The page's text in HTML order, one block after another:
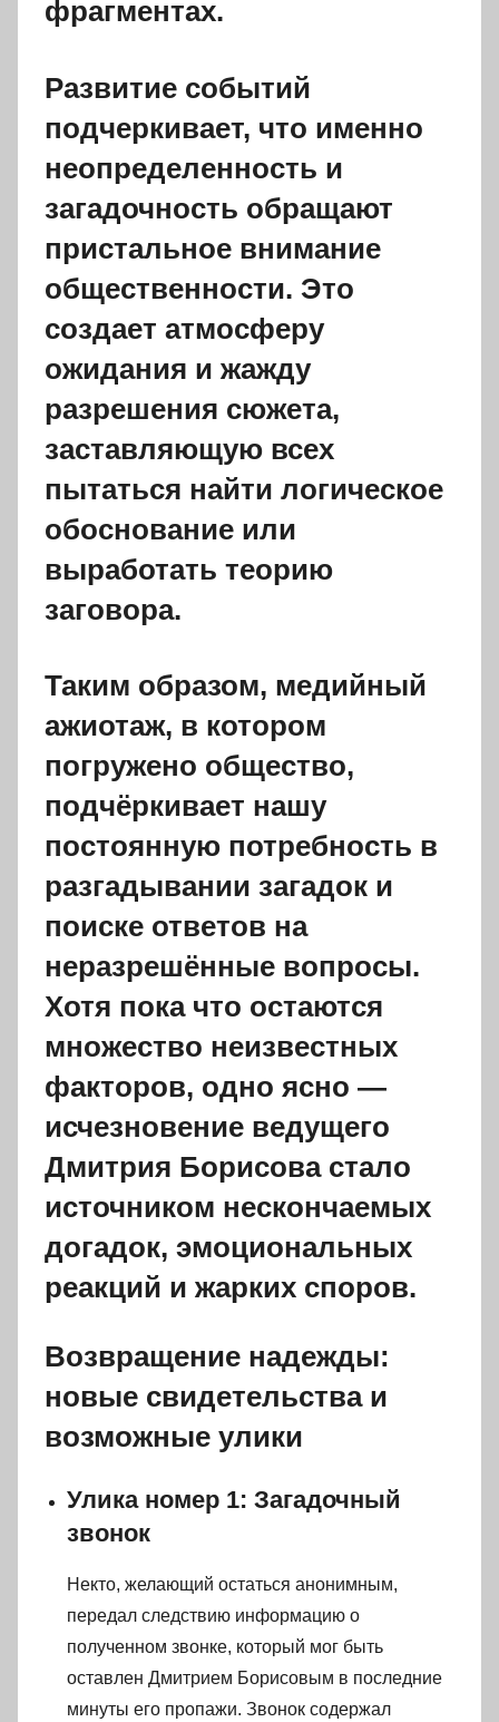
фрагментах.
Развитие событий
подчеркивает, что именно
неопределенность и
загадочность обращают
пристальное внимание
общественности. Это
создает атмосферу
ожидания и жажду
разрешения сюжета,
заставляющую всех
пытаться найти логическое
обоснование или
выработать теорию
заговора.
Таким образом, медийный
ажиотаж, в котором
погружено общество,
подчёркивает нашу
постоянную потребность в
разгадывании загадок и
поиске ответов на
неразрешённые вопросы.
Хотя пока что остаются
множество неизвестных
факторов, одно ясно —
исчезновение ведущего
Дмитрия Борисова стало
источником нескончаемых
догадок, эмоциональных
реакций и жарких споров.
Возвращение надежды:
новые свидетельства и
возможные улики
Улика номер 1: Загадочный
звонок
Некто, желающий остаться анонимным,
передал следствию информацию о
полученном звонке, который мог быть
оставлен Дмитрием Борисовым в последние
минуты его пропажи. Звонок содержал